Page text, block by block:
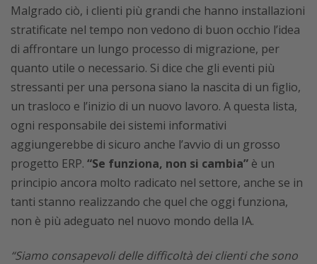
Malgrado ciò, i clienti più grandi che hanno installazioni
stratificate nel tempo non vedono di buon occhio l’idea
di affrontare un lungo processo di migrazione, per
quanto utile o necessario. Si dice che gli eventi più
stressanti per una persona siano la nascita di un figlio,
un trasloco e l’inizio di un nuovo lavoro. A questa lista,
ogni responsabile dei sistemi informativi
aggiungerebbe di sicuro anche l’avvio di un grosso
progetto ERP. “Se funziona, non si cambia” è un
principio ancora molto radicato nel settore, anche se in
tanti stanno realizzando che quel che oggi funziona,
non è più adeguato nel nuovo mondo della IA.
“Siamo consapevoli delle difficoltà dei clienti che sono